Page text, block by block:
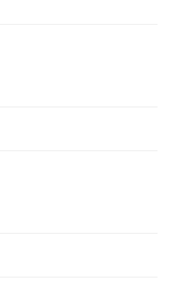
で出回るAI画像に苦言
ミ・アモーレ』を踊ってくださる
が「全身レギンス姿」で大学に通う理
てしまいました」⇒真相発覚
？？
いると言われることに